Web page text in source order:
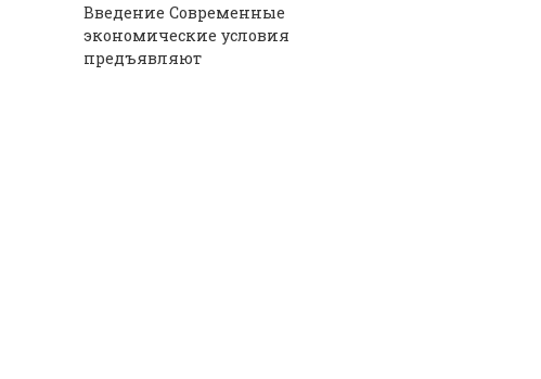
Введение Современные
экономические условия
предъявляют